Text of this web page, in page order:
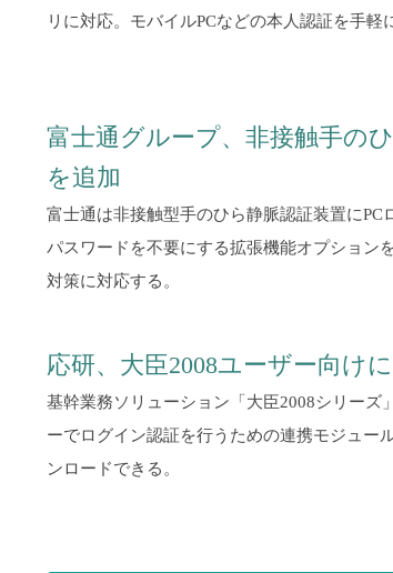
リに対応。モバイルPCなどの本人認証を手軽
富士通グループ、非接触手の
を追加
富士通は非接触型手のひら静脈認証装置に
パスワードを不要にする拡張機能オプション
対策に対応する。
応研、大臣2008ユーザー向け
基幹業務ソリューション「大臣2008シリー
ーでログイン認証を行うための連携モジュー
ンロードできる。